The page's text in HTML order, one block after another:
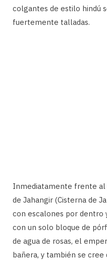
colgantes de estilo hindú
fuertemente talladas.
Inmediatamente frente al
de Jahangir (Cisterna de
con escalones por dentro
con un solo bloque de
de agua de rosas, el
bañera, y también se